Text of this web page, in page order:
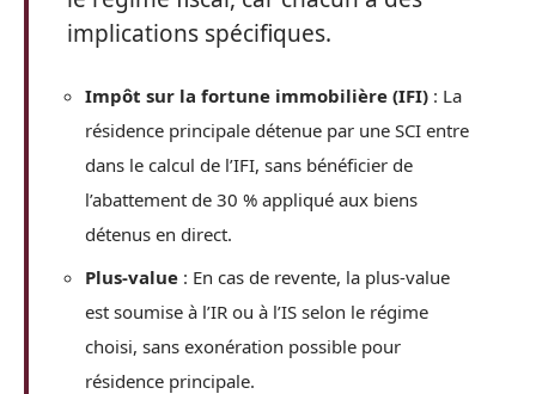
implications spécifiques.
Impôt sur la fortune immobilière (IFI) : La
résidence principale détenue par une SCI entre
dans le calcul de l’IFI, sans bénéficier de
l’abattement de 30 % appliqué aux biens
détenus en direct.
Plus-value : En cas de revente, la plus-value
est soumise à l’IR ou à l’IS selon le régime
choisi, sans exonération possible pour
résidence principale.